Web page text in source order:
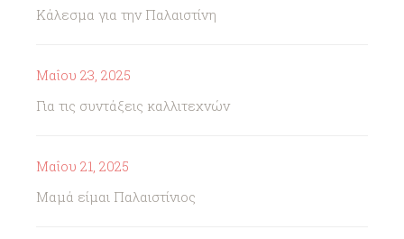
Κάλεσμα για την Παλαιστίνη
Μαΐου 23, 2025
Για τις συντάξεις καλλιτεχνών
Μαΐου 21, 2025
Μαμά είμαι Παλαιστίνιος